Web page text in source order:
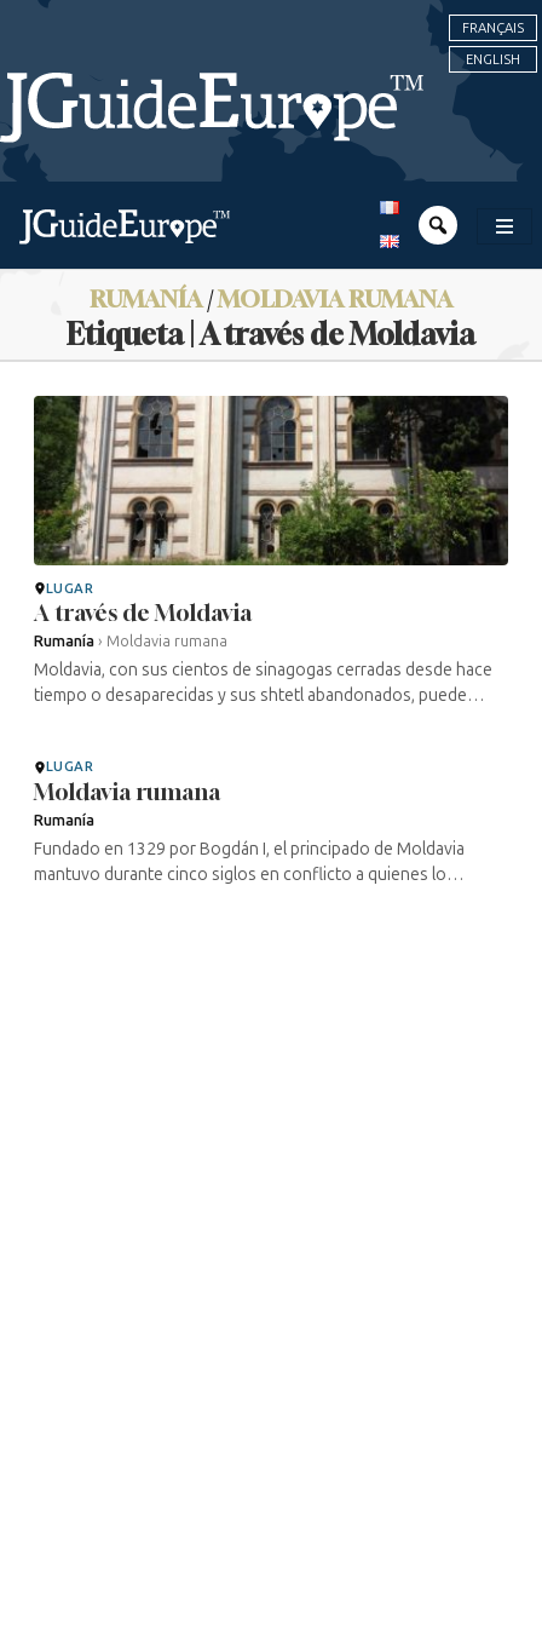
FRANÇAIS
ENGLISH
RUMANÍA/MOLDAVIA RUMANA
Etiqueta | A través de Moldavia
LUGAR
A través de Moldavia
Rumanía › Moldavia rumana
Moldavia, con sus cientos de sinagogas cerradas desde hace
tiempo o desaparecidas y sus shtetl abandonados, puede
LUGAR
Moldavia rumana
Rumanía
Fundado en 1329 por Bogdán I, el principado de Moldavia
mantuvo durante cinco siglos en conflicto a quienes lo